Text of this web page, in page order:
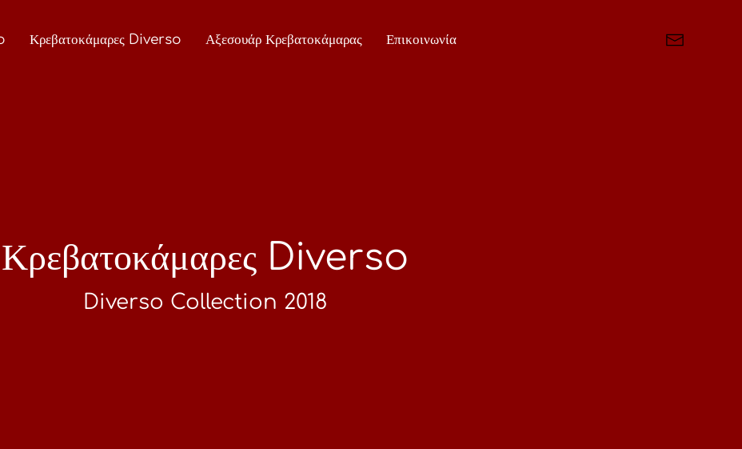
Κρεβατοκάμαρες Diverso Αξεσουάρ Κρεβατοκάμαρας Επικοινωνία
Κρεβατοκάμαρες Diverso
Diverso Collection 2018